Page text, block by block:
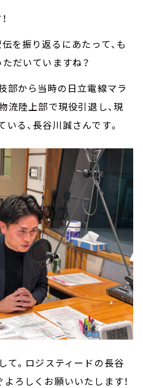
を振り返るにあたって、も
だいていますね？
部から当時の日立電線マラ
流陸上部で現役引退し、現
る、長谷川誠さんです。
て。ロジスティードの長谷
ろしくお願いいたします！